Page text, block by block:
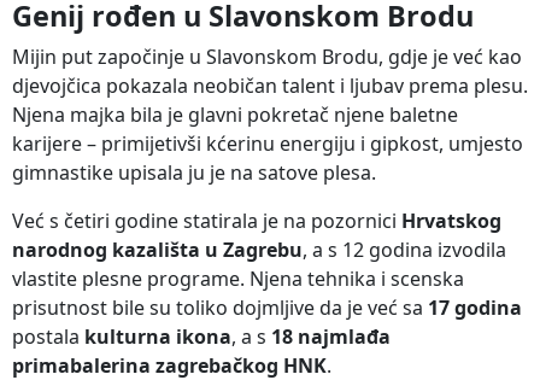
Genij rođen u Slavonskom Brodu
Mijin put započinje u Slavonskom Brodu, gdje je već kao
djevojčica pokazala neobičan talent i ljubav prema plesu.
Njena majka bila je glavni pokretač njene baletne
karijere – primijetivši kćerinu energiju i gipkost, umjesto
gimnastike upisala ju je na satove plesa.
Već s četiri godine statirala je na pozornici Hrvatskog
narodnog kazališta u Zagrebu, a s 12 godina izvodila
vlastite plesne programe. Njena tehnika i scenska
prisutnost bile su toliko dojmljive da je već sa 17 godina
postala kulturna ikona, a s 18 najmlađa
primabalerina zagrebačkog HNK.